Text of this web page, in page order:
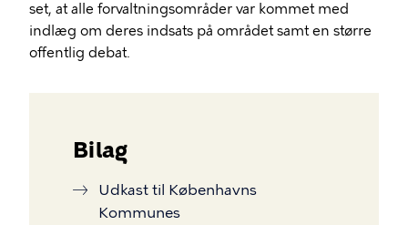
set, at alle forvaltningsområder var kommet med
indlæg om deres indsats på området samt en større
offentlig debat.
Bilag
Udkast til Københavns
Kommunes